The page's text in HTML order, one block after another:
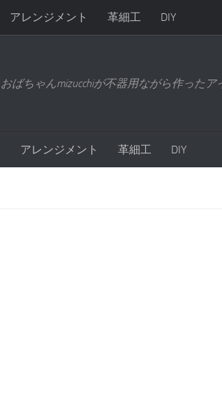
アレンジメント 革細工 DIY
おばちゃんmizucchiが不器用ながら作った
アレンジメント 革細工 DIY